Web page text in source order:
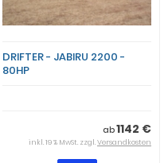
DRIFTER - JABIRU 2200 -
80HP
ab1142 €
inkl. 19 % MwSt. zzgl.Versandkosten